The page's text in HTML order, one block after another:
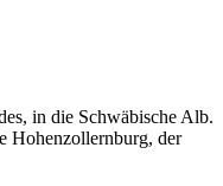
in die Schwäbische Alb.
Hohenzollernburg, der